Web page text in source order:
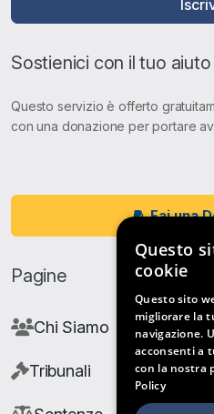
Sostienici con il tuo aiuto
Questo servizio è offerto
con una donazione per portare
Fai una
Pagine
Chi Siamo
Tribunali
Questo
cookie
Questo sito
migliorare la
navigazione.
acconsenti a
con la nostra
Policy